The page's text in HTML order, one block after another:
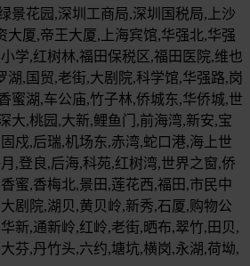
景花园,深圳工商局,深圳国税局,上沙
大厦,帝王大厦,上海宾馆,华强北,华强
学,红树林,福田保税区,福田医院,维也
湖,国贸,老街,大剧院,科学馆,华强路,岗
蜜湖,车公庙,竹子林,侨城东,华侨城,世
大,桃园,大新,鲤鱼门,前海湾,新安,宝
戍,后瑞,机场东,赤湾,蛇口港,海上世
,登良,后海,科苑,红树湾,世界之窗,侨
蜜,香梅北,景田,莲花西,福田,市民中
剧院,湖贝,黄贝岭,新秀,石厦,购物公
新,通新岭,红岭,老街,晒布,翠竹,田贝,
芬,丹竹头,六约,塘坑,横岗,永湖,荷坳,